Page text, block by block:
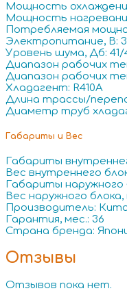
Мощность
Мощность
Потребляемая
Электропитание, В:
Уровень шума, Дб: 41/
Диапазон рабочих
Диапазон рабочих
Хладагент: R410A
Длина трассы/
Диаметр труб
Габариты и Вес
Габариты
Вес внутреннего
Габариты наружного
Вес наружного блока,
Производитель:
Гарантия, мес.: 36
Страна бренда:
Отзывы
Отзывов пока нет.